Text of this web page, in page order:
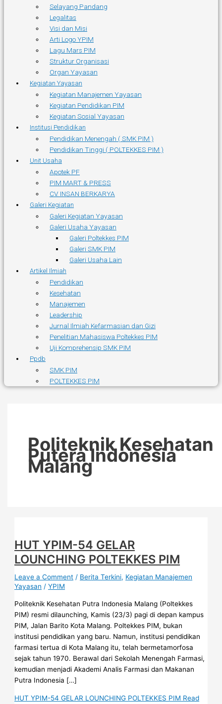
Selayang Pandang
Legalitas
Visi dan Misi
Arti Logo YPIM
Lagu Mars PIM
Struktur Organisasi
Organ Yayasan
Kegiatan Yayasan
Kegiatan Manajemen Yayasan
Kegiatan Pendidikan PIM
Kegiatan Sosial Yayasan
Institusi Pendidikan
Pendidikan Menengah ( SMK PIM )
Pendidikan Tinggi ( POLTEKKES PIM )
Unit Usaha
Apotek PF
PIM MART & PRESS
CV. INSAN BERKARYA
Galeri Kegiatan
Galeri Kegiatan Yayasan
Galeri Usaha Yayasan
Galeri Poltekkes PIM
Galeri SMK PIM
Galeri Usaha Lain
Artikel Ilmiah
Pendidikan
Kesehatan
Manajemen
Leadership
Jurnal Ilmiah Kefarmasian dan Gizi
Penelitian Mahasiswa Poltekkes PIM
Uji Komprehensip SMK PIM
Ppdb
SMK PIM
POLTEKKES PIM
Politeknik Kesehatan
Putera Indonesia
Malang
HUT YPIM-54 GELAR
LOUNCHING POLTEKKES PIM
Leave a Comment / Berita Terkini, Kegiatan Manajemen
Yayasan /YPIM
Politeknik Kesehatan Putra Indonesia Malang (Poltekkes
PIM) resmi dilaunching, Kamis (23/3) pagi di depan kampus
PIM, Jalan Barito Kota Malang. Poltekkes PIM, bukan
institusi pendidikan yang baru. Namun, institusi pendidikan
farmasi tertua di Kota Malang itu, telah bermetamorfosa
sejak tahun 1970. Berawal dari Sekolah Menengah Farmasi,
kemudian menjadi Akademi Analis Farmasi dan Makanan
Putra Indonesia […]
HUT YPIM-54 GELAR LOUNCHING POLTEKKES PIM Read